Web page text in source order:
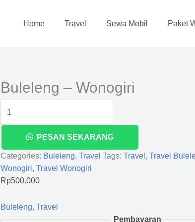
Home Travel Sewa Mobil Paket
Buleleng – Wonogiri
PESAN SEKARANG
Categories: Buleleng, Travel Tags: Travel , Travel
Wonogiri, Travel Wonogiri
Rp500.000
Buleleng, Travel
Pembayaran